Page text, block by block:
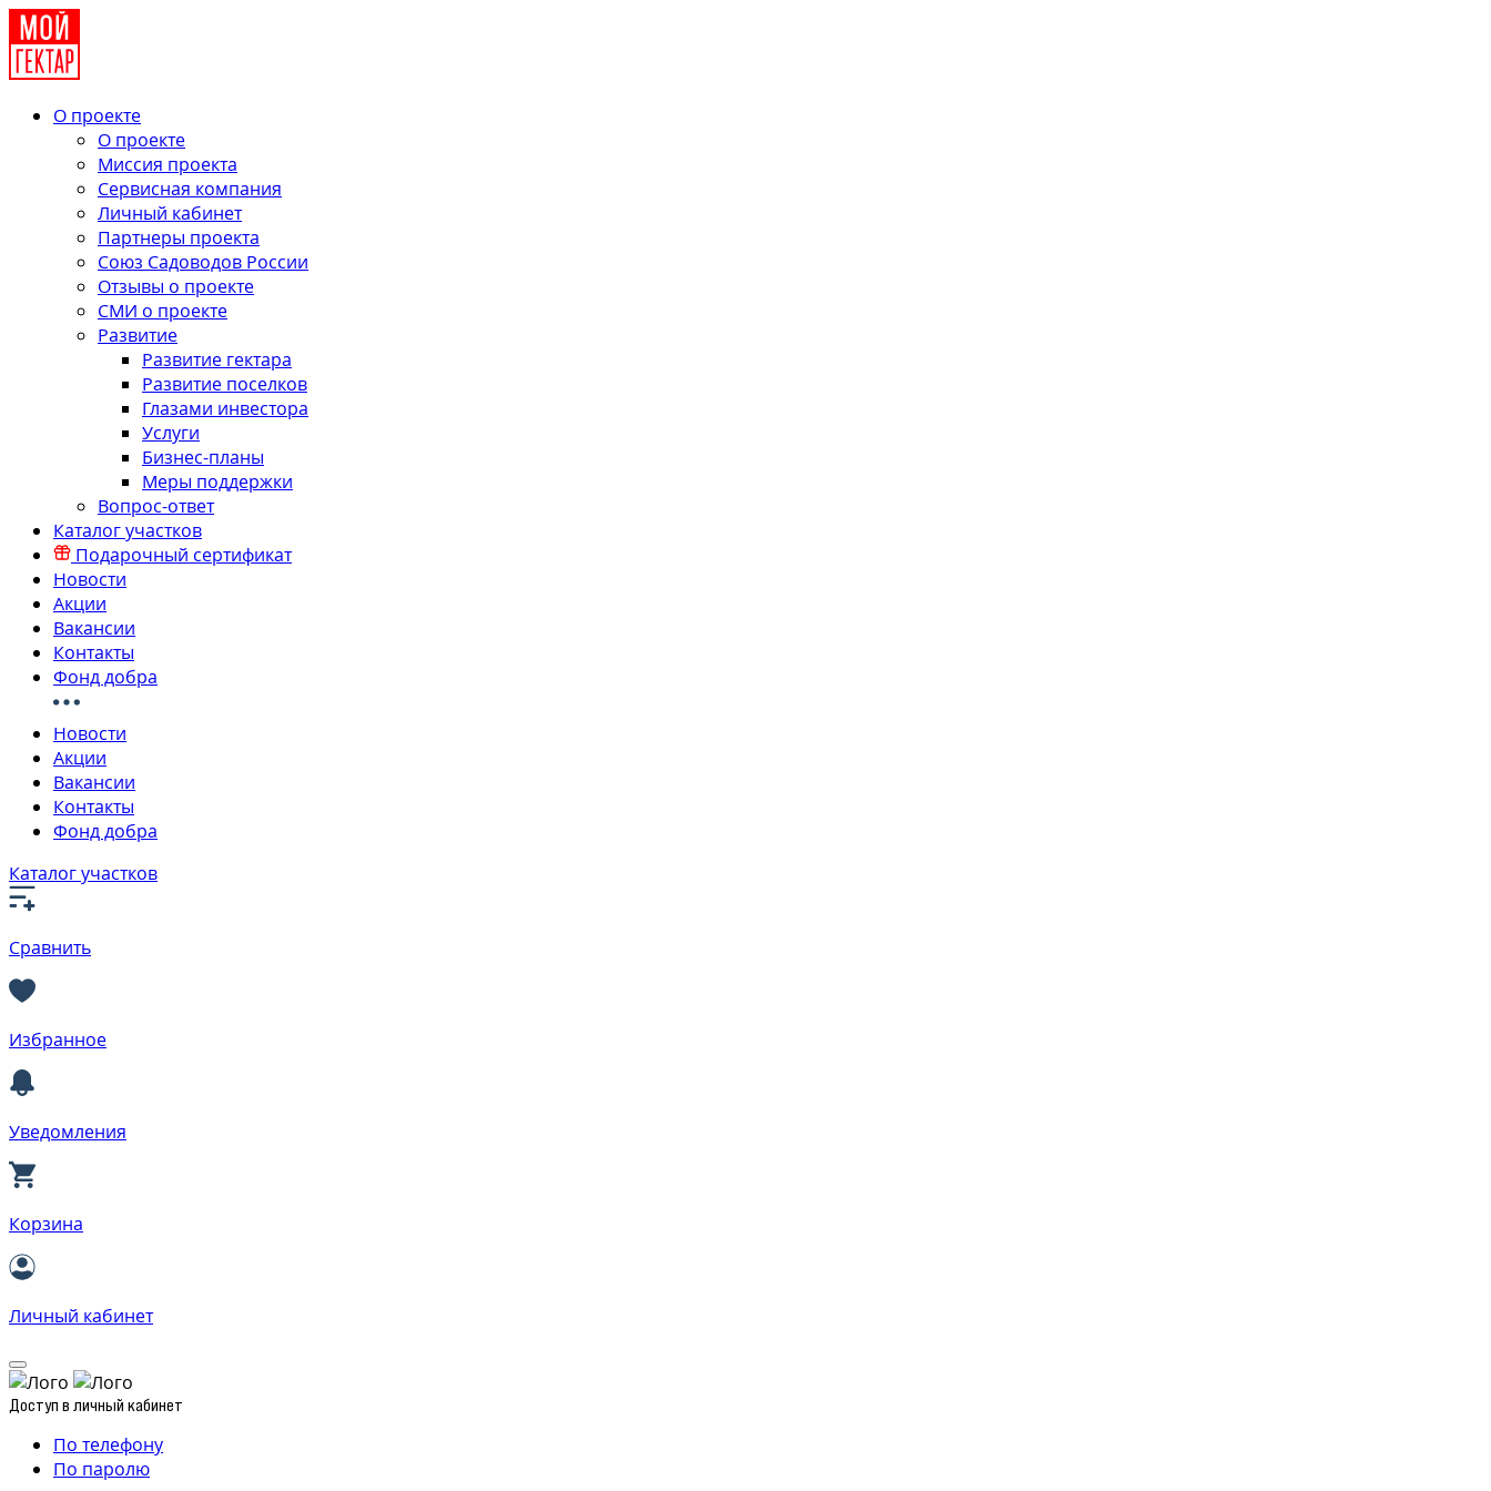
О проекте
О проекте
Миссия проекта
Сервисная компания
Личный кабинет
Партнеры проекта
Союз Садоводов России
Отзывы о проекте
СМИ о проекте
Развитие
Развитие гектара
Развитие поселков
Глазами инвестора
Услуги
Бизнес-планы
Меры поддержки
Вопрос-ответ
Каталог участков
Подарочный сертификат
Новости
Акции
Вакансии
Контакты
Фонд добра
Новости
Акции
Вакансии
Контакты
Фонд добра
Каталог участков
Сравнить
Избранное
Уведомления
Корзина
Личный кабинет
Доступ в личный кабинет
По телефону
По паролю